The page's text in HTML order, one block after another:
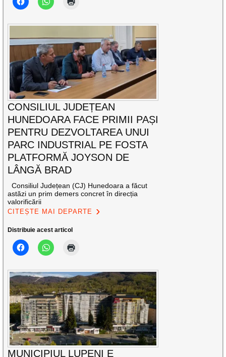
CONSILIUL JUDEȚEAN
HUNEDOARA FACE PRIMII PAȘI
PENTRU DEZVOLTAREA UNUI
PARC INDUSTRIAL PE FOSTA
PLATFORMĂ JOYSON DE
LÂNGĂ BRAD
Consiliul Județean (CJ) Hunedoara a făcut
astăzi un prim demers concret în direcția
valorificării
CITEȘTE MAI DEPARTE
Distribuie acest articol
MUNICIPIUL LUPENI E